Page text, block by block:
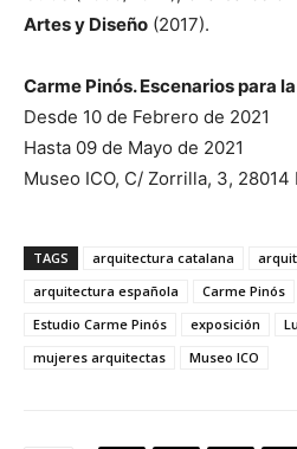
Artes y Diseño (2017).
Carme Pinós. Escenarios para
Desde 10 de Febrero de 2021
Hasta 09 de Mayo de 2021
Museo ICO, C/ Zorrilla, 3, 28014
TAGS arquitectura catalana
arquitectura española
Carme Pinós
Estudio Carme Pinós
exposición
mujeres arquitectas
Museo ICO